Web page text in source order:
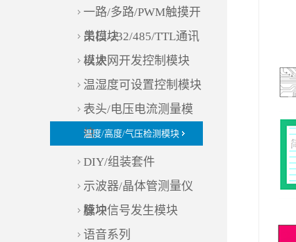
一路/多路/PWM触摸开
关模块
串口/232/485/TTL通讯
模块
以太网开发控制模块
温湿度可设置控制模块
表头/电压电流测量模
块
温度/高度/气压检测模块
DIY/组装套件
示波器/晶体管测量仪
模块
脉冲信号发生模块
语音系列